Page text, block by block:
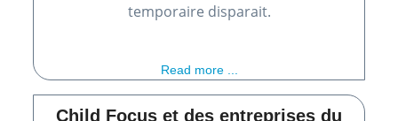
temporaire disparait.
Read more ...
Child Focus et des entreprises du